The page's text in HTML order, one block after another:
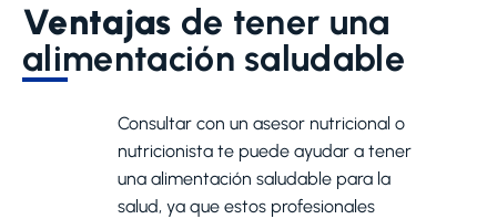
Ventajas de tener una
alimentación saludable
Consultar con un asesor nutricional o
nutricionista te puede ayudar a tener
una alimentación saludable para la
salud, ya que estos profesionales